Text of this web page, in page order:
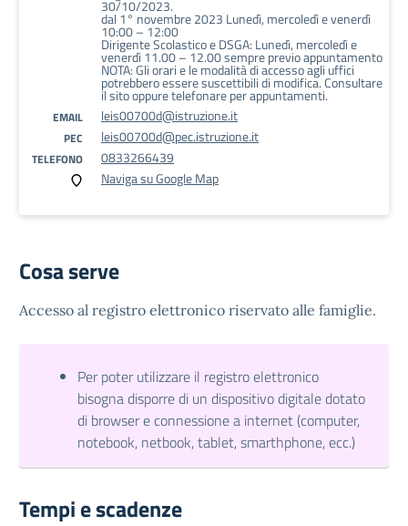
30/10/2023.
dal 1° novembre 2023 Lunedì, mercoledì e venerdì
10:00 – 12:00
Dirigente Scolastico e DSGA: Lunedì, mercoledì e
venerdì 11.00 – 12.00 sempre previo appuntamento
NOTA: Gli orari e le modalità di accesso agli uffici
potrebbero essere suscettibili di modifica. Consultare
il sito oppure telefonare per appuntamenti.
EMAIL leis00700d@istruzione.it
PEC leis00700d@pec.istruzione.it
TELEFONO
0833266439
Naviga su Google Map
Cosa serve
Accesso al registro elettronico riservato alle famiglie.
Per poter utilizzare il registro elettronico
bisogna disporre di un dispositivo digitale dotato
di browser e connessione a internet (computer,
notebook, netbook, tablet, smarthphone, ecc.)
Tempi e scadenze